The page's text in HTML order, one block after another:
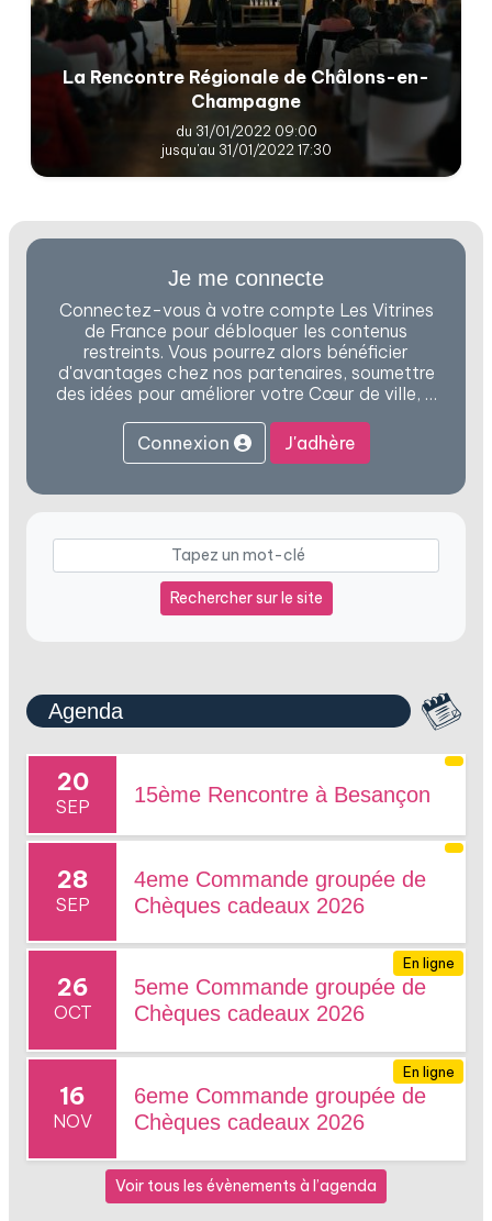
La Rencontre Régionale de Châlons-en-
Champagne
du 31/01/2022 09:00
jusqu'au 31/01/2022 17:30
Je me connecte
Connectez-vous à votre compte Les Vitrines
de France pour débloquer les contenus
restreints. Vous pourrez alors bénéficier
d'avantages chez nos partenaires, soumettre
des idées pour améliorer votre Cœur de ville, …
Connexion J'adhère
Rechercher sur le site
Agenda
20
SEP 15ème Rencontre à Besançon
28
SEP
4eme Commande groupée de
Chèques cadeaux 2026
26
OCT
5eme Commande groupée de
Chèques cadeaux 2026
En ligne
16
NOV
6eme Commande groupée de
Chèques cadeaux 2026
En ligne
Voir tous les évènements à l’agenda